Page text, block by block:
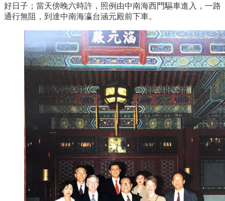
好日子；當天傍晚六時許，照例由中南海西門驅車進入，一路
通行無阻，到達中南海瀛台涵元殿前下車。